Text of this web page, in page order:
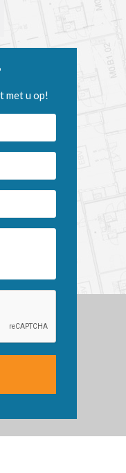
met u op!